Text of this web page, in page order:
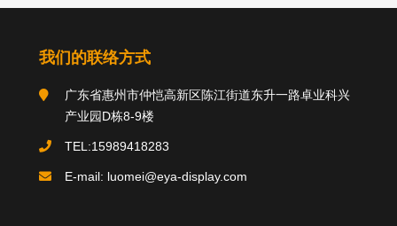
分类导航
关于我们
我们的联络方式
广东省惠州市仲恺高新区陈江街道东升一路卓业科兴
产业园D栋8-9楼
TEL:15989418283
E-mail: luomei@eya-display.com